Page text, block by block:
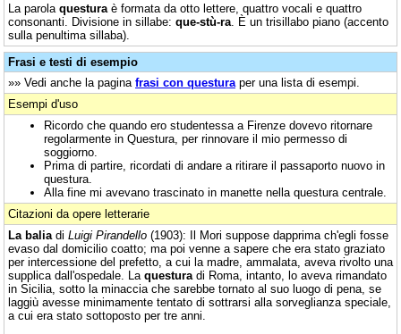
La parola questura è formata da otto lettere, quattro vocali e quattro
consonanti. Divisione in sillabe: que-stù-ra . È un trisillabo piano (accento
sulla penultima sillaba).
Frasi e testi di esempio
»» Vedi anche la pagina frasi con questura per una lista di esempi.
Esempi d'uso
Ricordo che quando ero studentessa a Firenze dovevo ritornare
regolarmente in Questura, per rinnovare il mio permesso di
soggiorno.
Prima di partire, ricordati di andare a ritirare il passaporto nuovo in
questura.
Alla fine mi avevano trascinato in manette nella questura centrale.
Citazioni da opere letterarie
La balia di Luigi Pirandello (1903): Il Mori suppose dapprima ch'egli fosse
evaso dal domicilio coatto; ma poi venne a sapere che era stato graziato
per intercessione del prefetto, a cui la madre, ammalata, aveva rivolto una
supplica dall'ospedale. La questura di Roma, intanto, lo aveva rimandato
in Sicilia, sotto la minaccia che sarebbe tornato al suo luogo di pena, se
laggiù avesse minimamente tentato di sottrarsi alla sorveglianza speciale,
a cui era stato sottoposto per tre anni.